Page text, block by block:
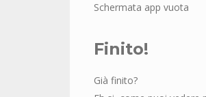
Schermata app vuota
Finito!
Già finito?